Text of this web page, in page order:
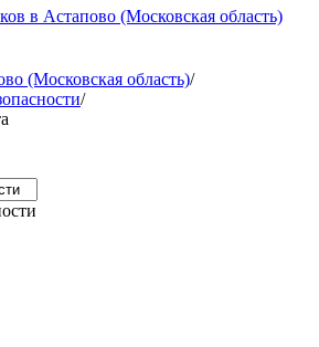
в Астапово (Московская область)
(Московская область)/
/